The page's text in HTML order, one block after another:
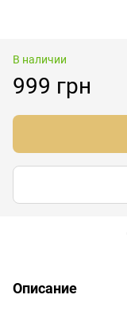
В наличии
999 грн
Описание